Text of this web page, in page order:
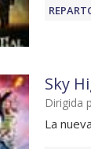
Sky
Dirigida
La